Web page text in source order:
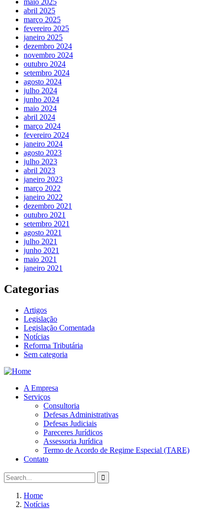
abril 2025
março 2025
fevereiro 2025
janeiro 2025
dezembro 2024
novembro 2024
outubro 2024
setembro 2024
agosto 2024
julho 2024
junho 2024
maio 2024
abril 2024
março 2024
fevereiro 2024
janeiro 2024
agosto 2023
julho 2023
abril 2023
janeiro 2023
março 2022
janeiro 2022
dezembro 2021
outubro 2021
setembro 2021
agosto 2021
julho 2021
junho 2021
maio 2021
janeiro 2021
Categorias
Artigos
Legislação
Legislação Comentada
Notícias
Reforma Tributária
Sem categoria
A Empresa
Serviços
Consultoria
Defesas Administrativas
Defesas Judiciais
Pareceres Jurídicos
Assessoria Jurídica
Termo de Acordo de Regime Especial (TARE)
Contato
Home
Notícias